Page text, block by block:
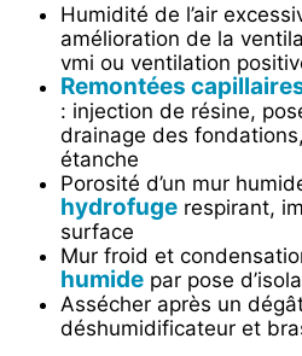
Humidité de l’air
amélioration de la
vmi ou ventilation
Remontées
: injection de résine,
drainage des
étanche
Porosité d’un mur
hydrofuge respirant,
surface
Mur froid et
humide par pose
Assécher après un
déshumidificateur et